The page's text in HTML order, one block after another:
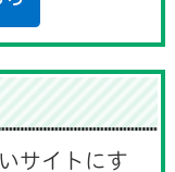
サイトにす